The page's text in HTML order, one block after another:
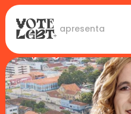
apresenta
Lideranças